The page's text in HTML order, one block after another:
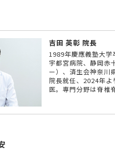
吉田 英彰 院長
1989年慶應義塾大
宇都宮病院、静岡赤
ー）、済生会神奈川
院長就任、2024年
医。専門分野は脊椎